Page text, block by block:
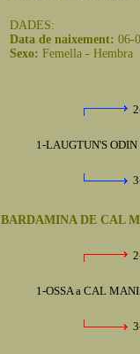
DADES:
Data de naixement: 06-
Sexo: Femella - Hembra
1-LAUGTUN'S
BARDAMINA DE CAL
1-OSSA a CAL